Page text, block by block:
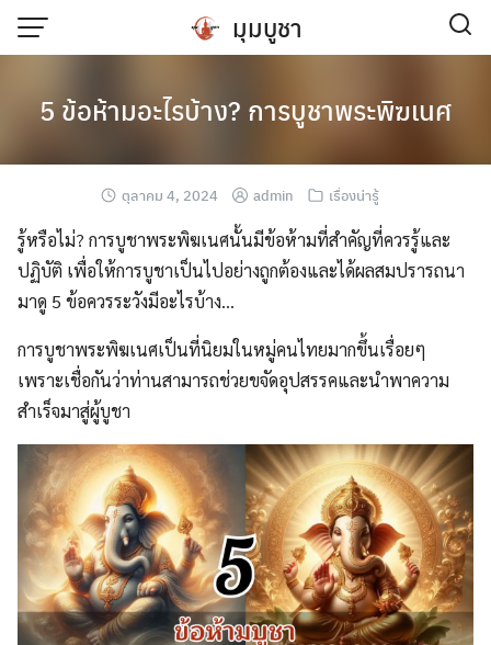
มุมบูชา
5 ข้อห้ามอะไรบ้าง? การบูชาพระพิฆเนศ
ตุลาคม 4, 2024 admin เรื่องน่ารู้
รู้หรือไม่? การบูชาพระพิฆเนศนั้นมีข้อห้ามที่สำคัญที่ควรรู้และ
ปฏิบัติ เพื่อให้การบูชาเป็นไปอย่างถูกต้องและได้ผลสมปรารถนา
มาดู 5 ข้อควรระวังมีอะไรบ้าง…
การบูชาพระพิฆเนศเป็นที่นิยมในหมู่คนไทยมากขึ้นเรื่อยๆ
เพราะเชื่อกันว่าท่านสามารถช่วยขจัดอุปสรรคและนำพาความ
สำเร็จมาสู่ผู้บูชา